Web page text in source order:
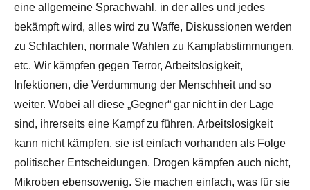
eine allgemeine Sprachwahl, in der alles und jedes
bekämpft wird, alles wird zu Waffe, Diskussionen werden
zu Schlachten, normale Wahlen zu Kampfabstimmungen,
etc. Wir kämpfen gegen Terror, Arbeitslosigkeit,
Infektionen, die Verdummung der Menschheit und so
weiter. Wobei all diese „Gegner“ gar nicht in der Lage
sind, ihrerseits eine Kampf zu führen. Arbeitslosigkeit
kann nicht kämpfen, sie ist einfach vorhanden als Folge
politischer Entscheidungen. Drogen kämpfen auch nicht,
Mikroben ebensowenig. Sie machen einfach, was für sie